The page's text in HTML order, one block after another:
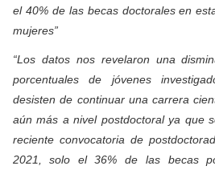
el 40% de las becas doctorales en
mujeres”
“Los datos nos revelaron una
porcentuales de jóvenes
desisten de continuar una carrera
aún más a nivel postdoctoral ya que
reciente convocatoria de
2021,
solo el 36% de las becas